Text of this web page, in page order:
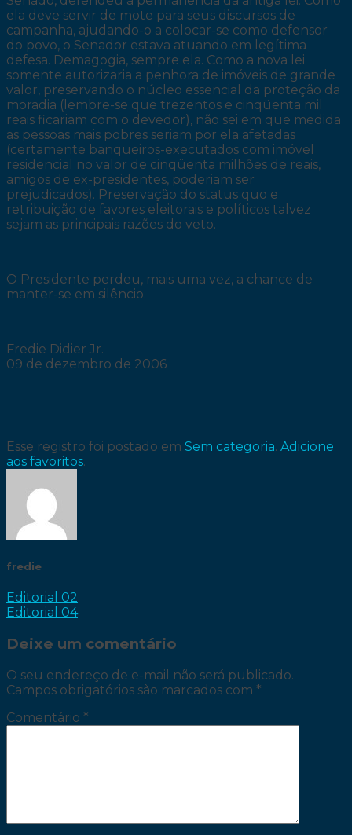
ela deve servir de mote para seus discursos de
campanha, ajudando-o a colocar-se como defensor
do povo, o Senador estava atuando em legítima
defesa. Demagogia, sempre ela. Como a nova lei
somente autorizaria a penhora de imóveis de grande
valor, preservando o núcleo essencial da proteção da
moradia (lembre-se que trezentos e cinqüenta mil
reais ficariam com o devedor), não sei em que medida
as pessoas mais pobres seriam por ela afetadas
(certamente banqueiros-executados com imóvel
residencial no valor de cinqüenta milhões de reais,
amigos de ex-presidentes, poderiam ser
prejudicados). Preservação do status quo e
retribuição de favores eleitorais e políticos talvez
sejam as principais razões do veto.
O Presidente perdeu, mais uma vez, a chance de
manter-se em silêncio.
Fredie Didier Jr.
09 de dezembro de 2006
Esse registro foi postado em Sem categoria. Adicione
aos favoritos.
fredie
Editorial 02
Editorial 04
Deixe um comentário
O seu endereço de e-mail não será publicado.
Campos obrigatórios são marcados com *
Comentário *